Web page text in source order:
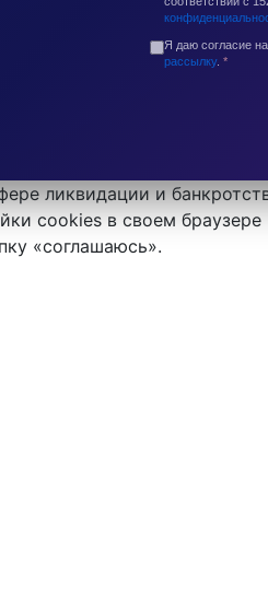
Я даю согласие
рассылку. *
ликвидации и
cookies в своем
«соглашаюсь».